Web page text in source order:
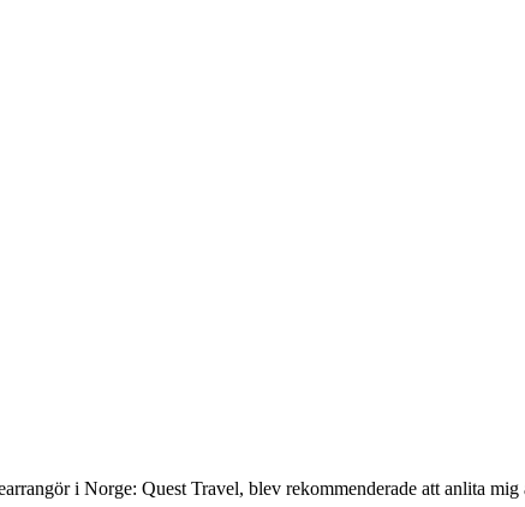
i Norge: Quest Travel, blev rekommenderade att anlita